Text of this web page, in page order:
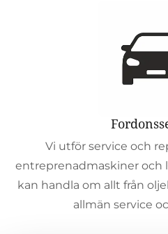
Vi utför service och
entreprenadmaskiner och
kan handla om allt från
allmän service